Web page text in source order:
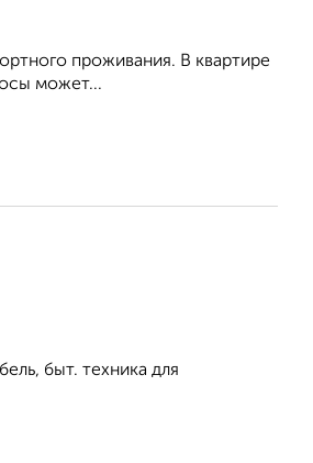
проживания. В квартире
может...
быт. техника для